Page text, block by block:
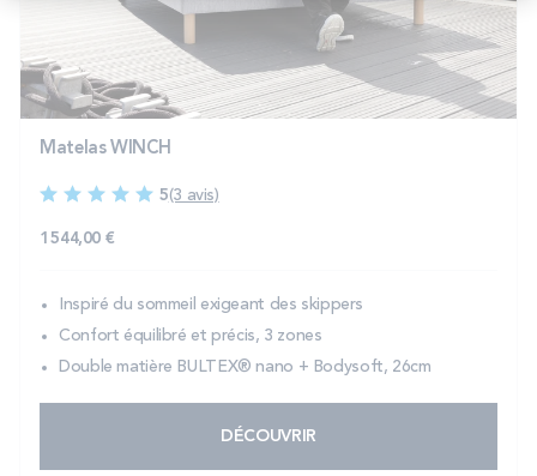
Matelas WINCH
5(3 avis)
1 544,00 €
Inspiré du sommeil exigeant des skippers
Confort équilibré et précis, 3 zones
Double matière BULTEX® nano + Bodysoft, 26cm
DÉCOUVRIR